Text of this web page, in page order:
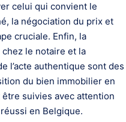
celui qui convient le
la négociation du prix et
cruciale. Enfin, la
le notaire et la
l’acte authentique sont des
du bien immobilier en
suivies avec attention
en Belgique.